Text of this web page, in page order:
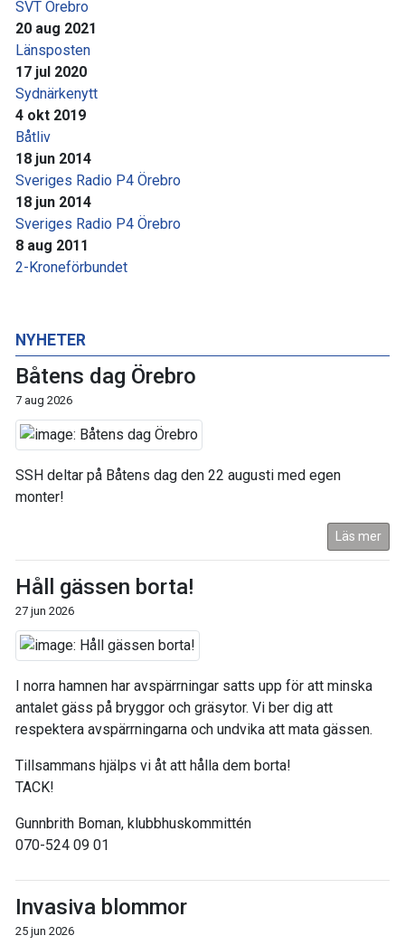
SVT Örebro
20 aug 2021
Länsposten
17 jul 2020
Sydnärkenytt
4 okt 2019
Båtliv
18 jun 2014
Sveriges Radio P4 Örebro
18 jun 2014
Sveriges Radio P4 Örebro
8 aug 2011
2-Kroneförbundet
NYHETER
Båtens dag Örebro
7 aug 2026
SSH deltar på Båtens dag den 22 augusti med egen
monter!
Läs mer
Håll gässen borta!
27 jun 2026
I norra hamnen har avspärrningar satts upp för att minska
antalet gäss på bryggor och gräsytor. Vi ber dig att
respektera avspärrningarna och undvika att mata gässen.
Tillsammans hjälps vi åt att hålla dem borta!
TACK!
Gunnbrith Boman, klubbhuskommittén
070-524 09 01
Invasiva blommor
25 jun 2026